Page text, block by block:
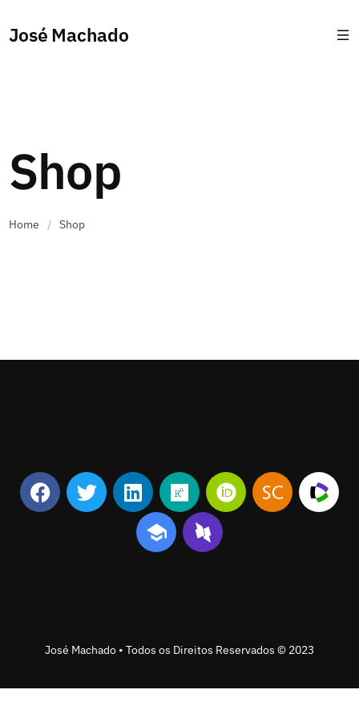
José Machado
Shop
Home / Shop
José Machado • Todos os Direitos Reservados © 2023